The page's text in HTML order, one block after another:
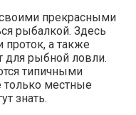
прекрасными
рыбалкой. Здесь
проток, а также
для рыбной ловли.
типичными
местные
знать.